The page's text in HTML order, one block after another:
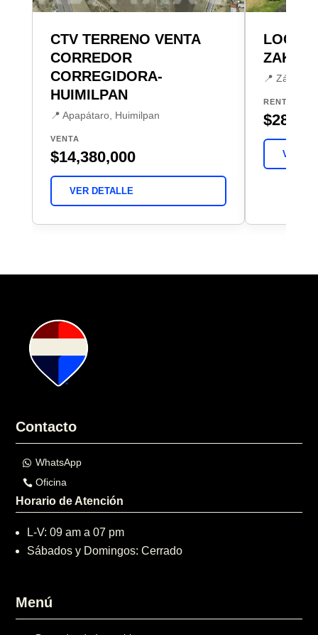
CTV TERRENO VENTA
CORREDOR
CORREGIDORA-
HUIMILPAN
📍 Apapátaro, Huimilpan
VENTA
$14,380,000
VER DETALLE
LOCAL
ZAKIA
📍 Zákia,
RENTA
$28,500
VER
Contacto
WhatsApp
Oficina
Horario de Atención
L-V: 09 am a 07 pm
Sábados y Domingos: Cerrado
Menú